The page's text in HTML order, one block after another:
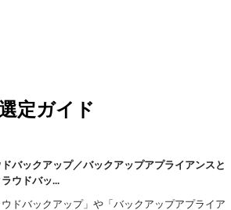
定ガイド
バックアップ／バックアップアプライアンスと
ウドバッ...
ウドバックアップ」や「バックアップアプライア